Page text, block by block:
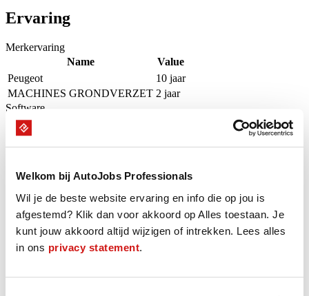
Welkom bij AutoJobs Professionals
Wil je de beste website ervaring en info die op jou is
afgestemd? Klik dan voor akkoord op Alles toestaan. Je
kunt jouw akkoord altijd wijzigen of intrekken. Lees alles
in ons privacy statement.
Ervaring
Merkervaring
Name
Value
Peugeot
10 jaar
MACHINES GRONDVERZET 2 jaar
Software
EVA icm Peugeot
Beschikbaarheid
Onze Professional is de komende 16 weken beschikbaar op groen
gemarkeerde dagen.
augustus - september 2026